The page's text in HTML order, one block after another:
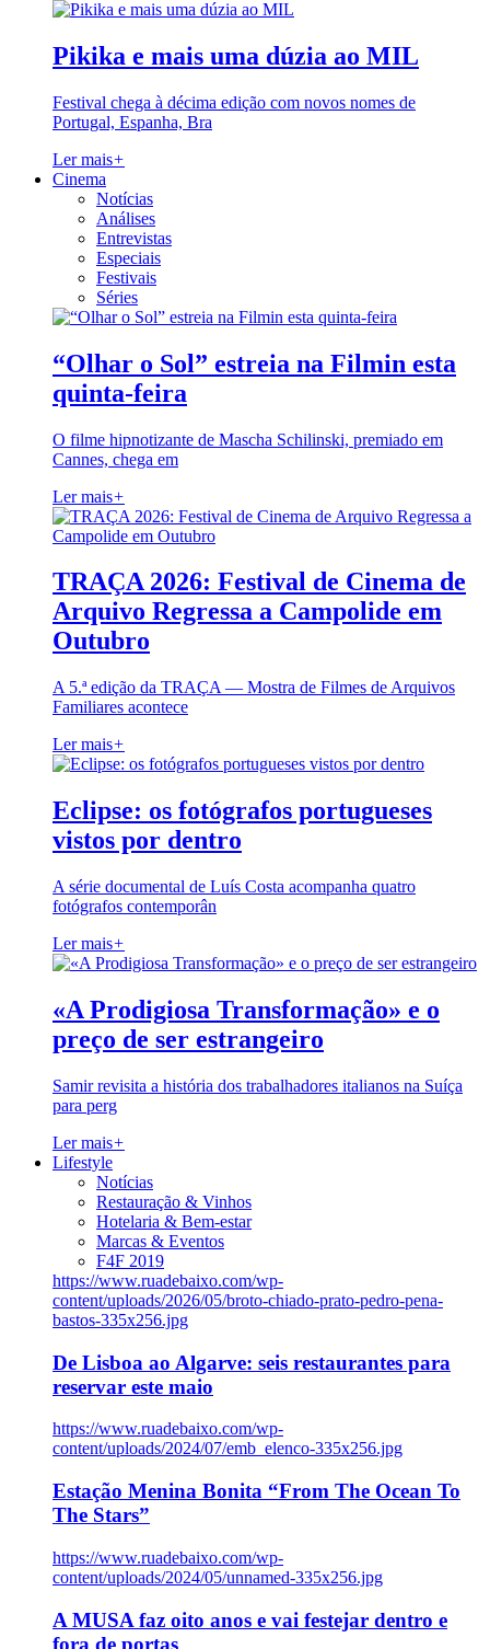
Pikika e mais uma dúzia ao MIL
Festival chega à décima edição com novos nomes de
Portugal, Espanha, Bra
Ler mais+
Cinema
Notícias
Análises
Entrevistas
Especiais
Festivais
Séries
“Olhar o Sol” estreia na Filmin esta
quinta-feira
O filme hipnotizante de Mascha Schilinski, premiado em
Cannes, chega em
Ler mais+
TRAÇA 2026: Festival de Cinema de
Arquivo Regressa a Campolide em
Outubro
A 5.ª edição da TRAÇA — Mostra de Filmes de Arquivos
Familiares acontece
Ler mais+
Eclipse: os fotógrafos portugueses
vistos por dentro
A série documental de Luís Costa acompanha quatro
fotógrafos contemporân
Ler mais+
«A Prodigiosa Transformação» e o
preço de ser estrangeiro
Samir revisita a história dos trabalhadores italianos na Suíça
para perg
Ler mais+
Lifestyle
Notícias
Restauração & Vinhos
Hotelaria & Bem-estar
Marcas & Eventos
F4F 2019
https://www.ruadebaixo.com/wp-
content/uploads/2026/05/broto-chiado-prato-pedro-pena-
bastos-335x256.jpg
De Lisboa ao Algarve: seis restaurantes para
reservar este maio
https://www.ruadebaixo.com/wp-
content/uploads/2024/07/emb_elenco-335x256.jpg
Estação Menina Bonita “From The Ocean To
The Stars”
https://www.ruadebaixo.com/wp-
content/uploads/2024/05/unnamed-335x256.jpg
A MUSA faz oito anos e vai festejar dentro e
fora de portas